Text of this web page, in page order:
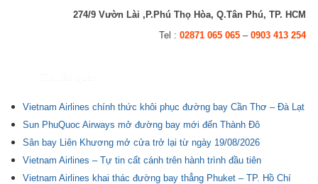
274/9 Vườn Lài ,P.Phú Thọ Hòa, Q.Tân Phú, TP. HCM
Tel : 02871 065 065– 0903 413 254
Vietnam Airlines chính thức khôi phục đường bay Cần Thơ – Đà Lạt
Sun PhuQuoc Airways mở đường bay mới đến Thành Đô
Sân bay Liên Khương mở cửa trở lại từ ngày 19/08/2026
Vietnam Airlines – Tự tin cất cánh trên hành trình đầu tiên
Vietnam Airlines khai thác đường bay thẳng Phuket – TP. Hồ Chí